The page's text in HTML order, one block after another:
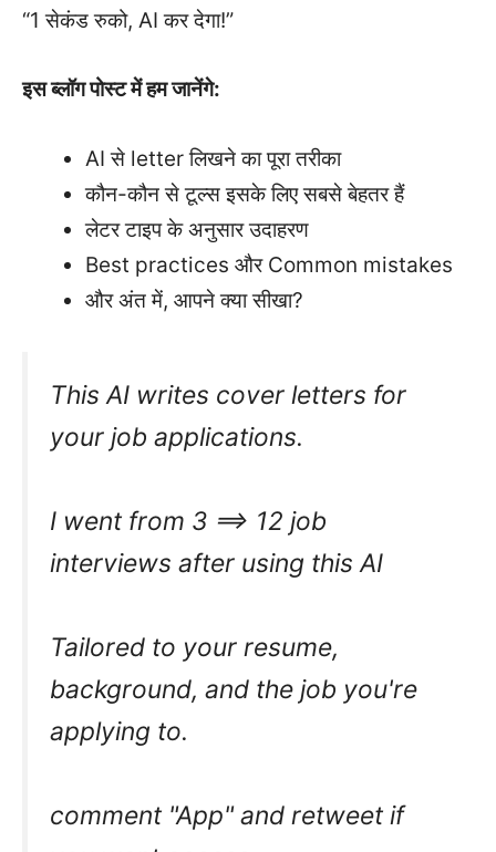
“1 सेकंड रुको, AI कर देगा!”
इस ब्लॉग पोस्ट में हम जानेंगे:
AI से letter लिखने का पूरा तरीका
कौन-कौन से टूल्स इसके लिए सबसे बेहतर हैं
लेटर टाइप के अनुसार उदाहरण
Best practices और Common mistakes
और अंत में, आपने क्या सीखा?
This AI writes cover letters for
your job applications.
I went from 3 ==> 12 job
interviews after using this AI
Tailored to your resume,
background, and the job you're
applying to.
comment "App" and retweet if